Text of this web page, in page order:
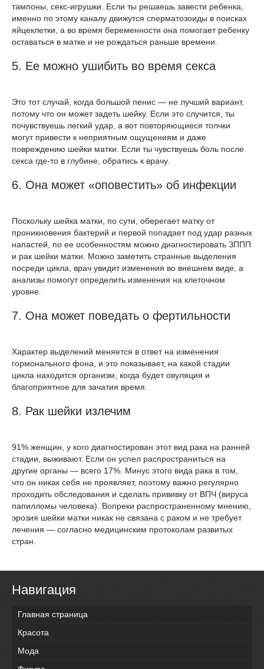
тампоны, секс-игрушки. Если ты решаешь завести ребенка,
именно по этому каналу движутся сперматозоиды в поисках
яйцеклетки, а во время беременности она помогает ребенку
оставаться в матке и не рождаться раньше времени.
5. Ее можно ушибить во время секса
Это тот случай, когда большой пенис — не лучший вариант,
потому что он может задеть шейку. Если это случится, ты
почувствуешь легкий удар, а вот повторяющиеся толчки
могут привести к неприятным ощущениям и даже
повреждению шейки матки. Если ты чувствуешь боль после
секса где-то в глубине, обратись к врачу.
6. Она может «оповестить» об инфекции
Поскольку шейка матки, по сути, оберегает матку от
проникновения бактерий и первой попадает под удар разных
напастей, по ее особенностям можно диагностировать ЗППП
и рак шейки матки. Можно заметить странные выделения
посреди цикла, врач увидит изменения во внешнем виде, а
анализы помогут определить изменения на клеточном
уровне.
7. Она может поведать о фертильности
Характер выделений меняется в ответ на изменения
гормонального фона, и это показывает, на какой стадии
цикла находится организм, когда будет овуляция и
благоприятное для зачатия время.
8. Рак шейки излечим
91% женщин, у кого диагностирован этот вид рака на ранней
стадии, выживают. Если он успел распространиться на
другие органы — всего 17%. Минус этого вида рака в том,
что он никак себя не проявляет, поэтому важно регулярно
проходить обследования и сделать прививку от ВПЧ (вируса
папилломы человека). Вопреки распространенному мнению,
эрозия шейки матки никак не связана с раком и не требует
лечения — согласно медицинским протоколам развитых
стран.
Навигация
Главная страница
Красота
Мода